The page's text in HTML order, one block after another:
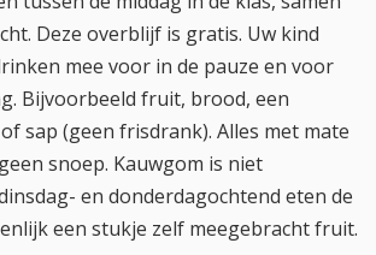
Deze overblijf is gratis. Uw kind
mee voor in de pauze en voor
Bijvoorbeeld fruit, brood, een
sap (geen frisdrank). Alles met mate
snoep. Kauwgom is niet
en donderdagochtend eten de
een stukje zelf meegebracht fruit.